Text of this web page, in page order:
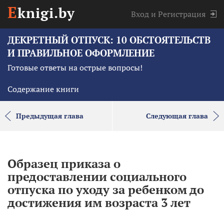
Eknigi.by Вход и Регистрация
ДЕКРЕТНЫЙ ОТПУСК: 10 ОБСТОЯТЕЛЬСТВ
И ПРАВИЛЬНОЕ ОФОРМЛЕНИЕ
Готовые ответы на острые вопросы!
Содержание книги
Предыдущая глава Следующая глава
Образец приказа о
предоставлении социального
отпуска по уходу за ребенком до
достижения им возраста 3 лет